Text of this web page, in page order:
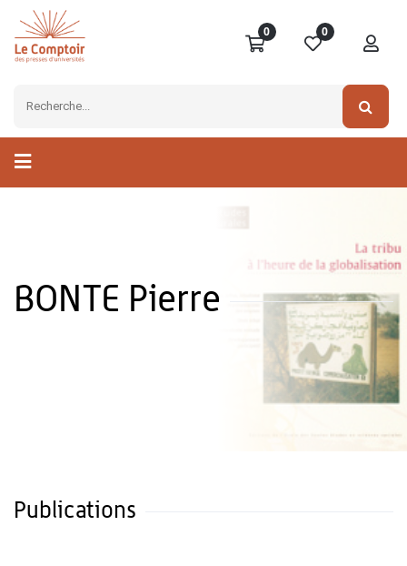
0 0
BONTE Pierre
Publications